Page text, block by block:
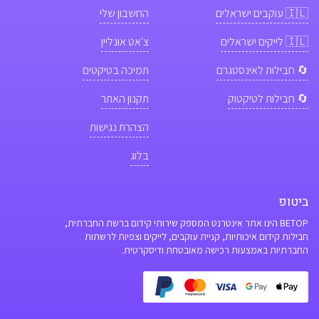
🇮🇱עוקבים ישראלים
🇮🇱לייקים ישראלים
🔄 חבילות לאינסטגרם
🔄 חבילות לטיקטוק
החשבון שלי
צ׳אט אונליין
תמיכה בטיקטים
תקנון האתר
הצהרת נגישות
בלוג
ביטופ
BETOP הינו אתר אינטרנט המספק שירותי קידום ברשת החברתית,
חבילות קידום איכותיות, קניית עוקבים, לייקים וצפיות לרשתות
החברתיות באמצעות רכישה מאובטחת ודיסקרטית.